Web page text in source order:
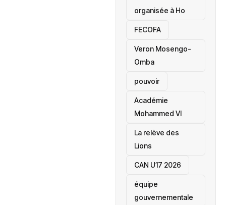
organisée à Ho
‎FECOFA
Veron Mosengo-
Omba
pouvoir
Académie
Mohammed VI
La relève des
Lions
CAN U17 2026
équipe
gouvernementale